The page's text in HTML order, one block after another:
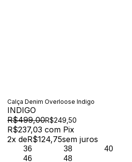
Calça Denim Overloose Indigo
INDIGO
R$499,00R$249,50
R$237,03 com Pix
2x deR$124,75sem juros
36 38 40
46
48